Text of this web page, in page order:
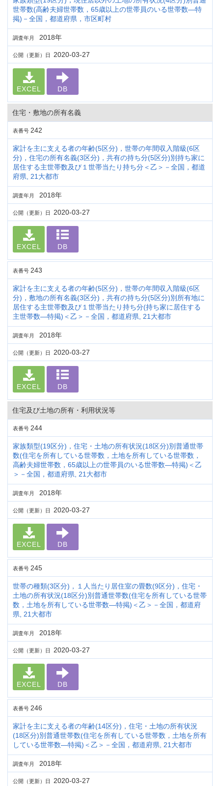
世帯数(高齢夫婦世帯数，65歳以上の世帯員のいる世帯数―特
掲)－全国，都道府県，市区町村
調査年月 2018年
公開（更新）日 2020-03-27
EXCEL DB
住宅・敷地の所有名義
表番号 242
家計を主に支える者の年齢(5区分)，世帯の年間収入階級(6区
分)，住宅の所有名義(3区分)，共有の持ち分(5区分)別持ち家に
居住する主世帯数及び１世帯当たり持ち分＜乙＞－全国，都道
府県, 21大都市
調査年月 2018年
公開（更新）日 2020-03-27
EXCEL DB
表番号 243
家計を主に支える者の年齢(5区分)，世帯の年間収入階級(6区
分)，敷地の所有名義(3区分)，共有の持ち分(5区分)別所有地に
居住する主世帯数及び１世帯当たり持ち分(持ち家に居住する
主世帯数―特掲)＜乙＞－全国，都道府県, 21大都市
調査年月 2018年
公開（更新）日 2020-03-27
EXCEL DB
住宅及び土地の所有・利用状況等
表番号 244
家族類型(19区分)，住宅・土地の所有状況(18区分)別普通世帯
数(住宅を所有している世帯数，土地を所有している世帯数，
高齢夫婦世帯数，65歳以上の世帯員のいる世帯数―特掲)＜乙
＞－全国，都道府県, 21大都市
調査年月 2018年
公開（更新）日 2020-03-27
EXCEL DB
表番号 245
世帯の種類(3区分)，１人当たり居住室の畳数(9区分)，住宅・
土地の所有状況(18区分)別普通世帯数(住宅を所有している世帯
数，土地を所有している世帯数―特掲)＜乙＞－全国，都道府
県, 21大都市
調査年月 2018年
公開（更新）日 2020-03-27
EXCEL DB
表番号 246
家計を主に支える者の年齢(14区分)，住宅・土地の所有状況
(18区分)別普通世帯数(住宅を所有している世帯数，土地を所有
している世帯数―特掲)＜乙＞－全国，都道府県, 21大都市
調査年月 2018年
公開（更新）日 2020-03-27